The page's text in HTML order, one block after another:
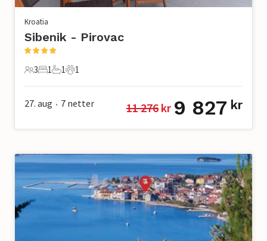
Kroatia
Sibenik - Pirovac
3 Gjester
3
1 Soverom
1
1 Bad
1
1 Kjæledyr
1
27. aug • 7 netter 11 276 kr 9 827 kr